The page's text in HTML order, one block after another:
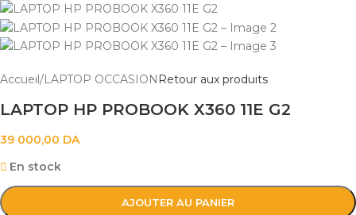
Accueil/LAPTOP OCCASION Retour aux produits
LAPTOP HP PROBOOK X360 11E G2
39 000,00 DA
En stock
AJOUTER AU PANIER